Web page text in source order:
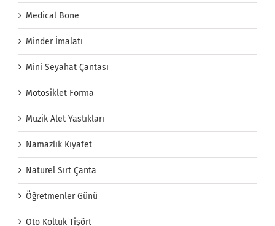
Medical Bone
Minder İmalatı
Mini Seyahat Çantası
Motosiklet Forma
Müzik Alet Yastıkları
Namazlık Kıyafet
Naturel Sırt Çanta
Öğretmenler Günü
Oto Koltuk Tişört